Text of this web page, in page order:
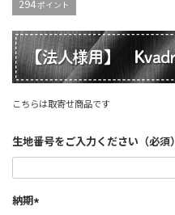
294ポイント
こちらは取寄せ商品です
生地番号をご入力ください（必須）
納期